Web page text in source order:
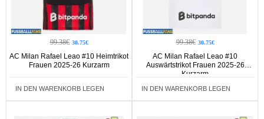
99.38€ 30.75€
AC Milan Rafael Leao #10 Heimtrikot
Frauen 2025-26 Kurzarm
IN DEN WARENKORB LEGEN
99.38€ 30.75€
AC Milan Rafael Leao #10
Auswärtstrikot Frauen 2025-26
Kurzarm
IN DEN WARENKORB LEGEN